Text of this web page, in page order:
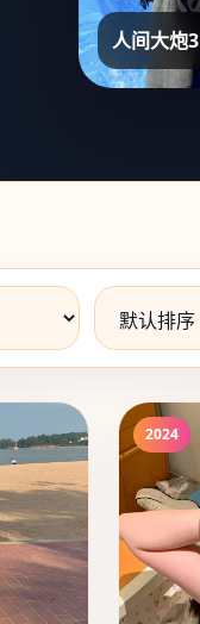
人间大炮3
2024